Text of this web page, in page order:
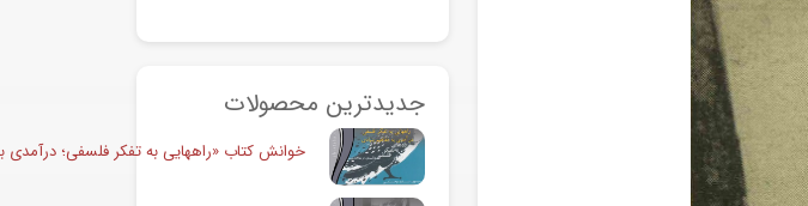
جدیدترین محصولات
خوانش کتاب «راههایی به تفکر فلسفی؛ درآمدی